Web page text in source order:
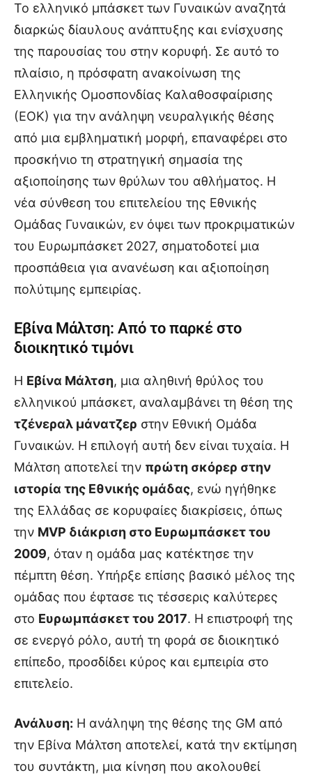
Το ελληνικό μπάσκετ των Γυναικών αναζητά
διαρκώς δίαυλους ανάπτυξης και ενίσχυσης
της παρουσίας του στην κορυφή. Σε αυτό το
πλαίσιο, η πρόσφατη ανακοίνωση της
Ελληνικής Ομοσπονδίας Καλαθοσφαίρισης
(ΕΟΚ) για την ανάληψη νευραλγικής θέσης
από μια εμβληματική μορφή, επαναφέρει στο
προσκήνιο τη στρατηγική σημασία της
αξιοποίησης των θρύλων του αθλήματος. Η
νέα σύνθεση του επιτελείου της Εθνικής
Ομάδας Γυναικών, εν όψει των προκριματικών
του Ευρωμπάσκετ 2027, σηματοδοτεί μια
προσπάθεια για ανανέωση και αξιοποίηση
πολύτιμης εμπειρίας.
Εβίνα Μάλτση: Από το παρκέ στο
διοικητικό τιμόνι
Η Εβίνα Μάλτση, μια αληθινή θρύλος του
ελληνικού μπάσκετ, αναλαμβάνει τη θέση της
τζένεραλ μάνατζερ στην Εθνική Ομάδα
Γυναικών. Η επιλογή αυτή δεν είναι τυχαία. Η
Μάλτση αποτελεί την πρώτη σκόρερ στην
ιστορία της Εθνικής ομάδας, ενώ ηγήθηκε
της Ελλάδας σε κορυφαίες διακρίσεις, όπως
την MVP διάκριση στο Ευρωμπάσκετ του
2009, όταν η ομάδα μας κατέκτησε την
πέμπτη θέση. Υπήρξε επίσης βασικό μέλος της
ομάδας που έφτασε τις τέσσερις καλύτερες
στο Ευρωμπάσκετ του 2017. Η επιστροφή της
σε ενεργό ρόλο, αυτή τη φορά σε διοικητικό
επίπεδο, προσδίδει κύρος και εμπειρία στο
επιτελείο.
Ανάλυση: Η ανάληψη της θέσης της GM από
την Εβίνα Μάλτση αποτελεί, κατά την εκτίμηση
του συντάκτη, μια κίνηση που ακολουθεί